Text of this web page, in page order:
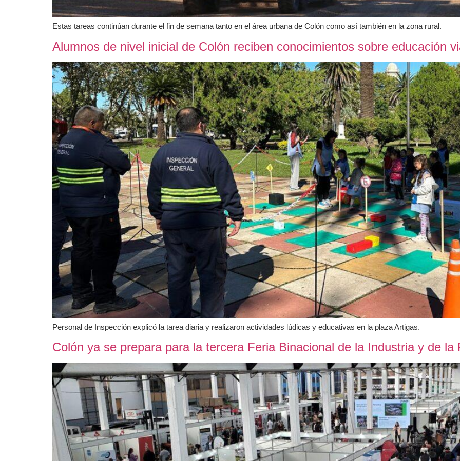
Estas tareas continúan durante el fin de semana tanto en el área urbana de Colón como así también en la zona rural.
Alumnos de nivel inicial de Colón reciben conocimientos sobre educación
Personal de Inspección explicó la tarea diaria y realizaron actividades lúdicas y educativas en la plaza Artigas.
Colón ya se prepara para la tercera Feria Binacional de la Industria y de la